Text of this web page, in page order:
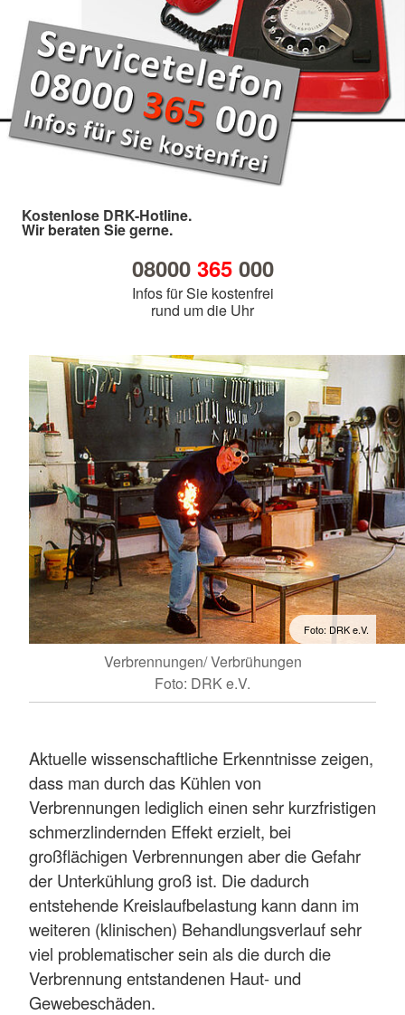
Kostenlose DRK-Hotline.
Wir beraten Sie gerne.
08000 365000
Infos für Sie kostenfrei
rund um die Uhr
Foto: DRK e.V.
Verbrennungen/ Verbrühungen
Foto: DRK e.V.
Aktuelle wissenschaftliche Erkenntnisse zeigen,
dass man durch das Kühlen von
Verbrennungen lediglich einen sehr kurzfristigen
schmerzlindernden Effekt erzielt, bei
großflächigen Verbrennungen aber die Gefahr
der Unterkühlung groß ist. Die dadurch
entstehende Kreislaufbelastung kann dann im
weiteren (klinischen) Behandlungsverlauf sehr
viel problematischer sein als die durch die
Verbrennung entstandenen Haut- und
Gewebeschäden.